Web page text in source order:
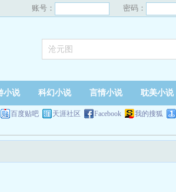
账号： 密码：
小说 科幻小说 言情小说 耽美小说
百度贴吧 天涯社区 Facebook 我的搜狐